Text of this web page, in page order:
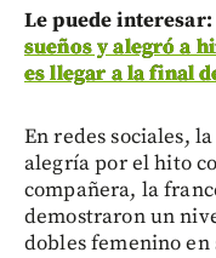
Le puede interesar:
sueños y alegró a
es llegar a la final
En redes sociales,
alegría por el hito
compañera, la
demostraron un
dobles femenino en